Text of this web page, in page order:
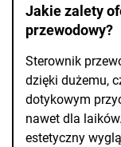
Jakie zalety
przewodowy?
Sterownik
dzięki dużemu,
dotykowym
nawet dla
estetyczny